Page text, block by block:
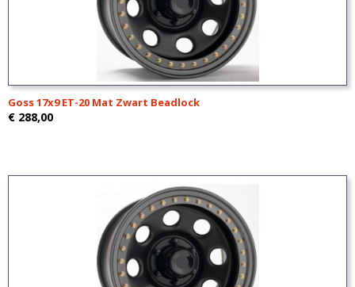
Goss 17x9 ET-20 Mat Zwart Beadlock
€ 288,00